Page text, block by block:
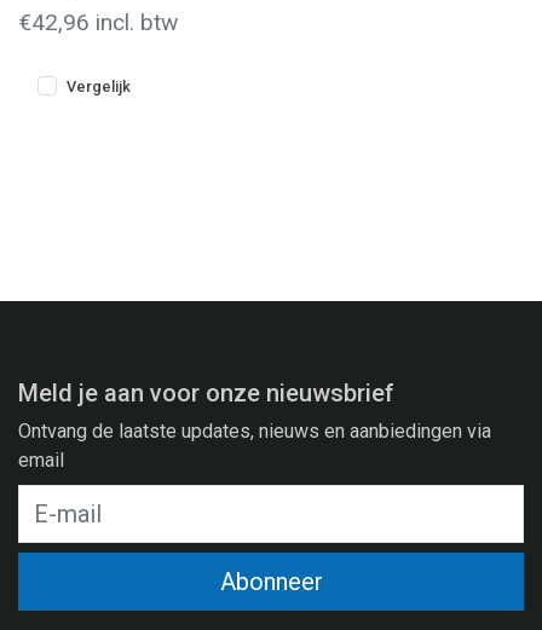
€42,96 incl. btw
Vergelijk
Meld je aan voor onze nieuwsbrief
Ontvang de laatste updates, nieuws en aanbiedingen via
email
Abonneer